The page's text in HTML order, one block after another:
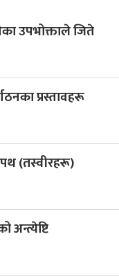
उपभोक्ताले जिते
प्रस्तावहरू
(तस्वीरहरू)
अन्त्येष्टि